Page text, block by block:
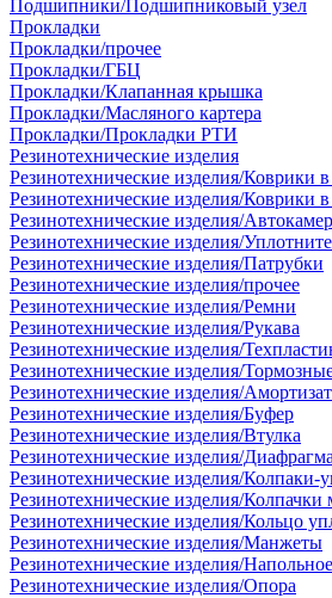
Подшипники/Подшипниковый узел
Прокладки
Прокладки/прочее
Прокладки/ГБЦ
Прокладки/Клапанная крышка
Прокладки/Масляного картера
Прокладки/Прокладки РТИ
Резинотехнические изделия
Резинотехнические изделия/Коврики
Резинотехнические изделия/Коврики в
Резинотехнические изделия/
Резинотехнические изделия/
Резинотехнические изделия/Патрубки
Резинотехнические изделия/прочее
Резинотехнические изделия/Ремни
Резинотехнические изделия/Рукава
Резинотехнические изделия/
Резинотехнические изделия/
Резинотехнические изделия/
Резинотехнические изделия/Буфер
Резинотехнические изделия/Втулка
Резинотехнические изделия/Диафрагма
Резинотехнические изделия/Колпаки-
Резинотехнические изделия/Колпачки
Резинотехнические изделия/Кольцо
Резинотехнические изделия/Манжеты
Резинотехнические изделия/
Резинотехнические изделия/Опора